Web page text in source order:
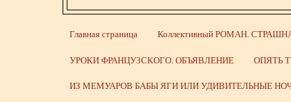
Главная страница Коллективный РОМАН.
УРОКИ ФРАНЦУЗСКОГО. ОБЪЯВЛЕНИЕ ОПЯТЬ
ИЗ МЕМУАРОВ БАБЫ ЯГИ ИЛИ УДИВИТЕЛЬНЫЕ